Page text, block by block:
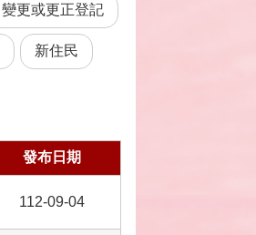
變更或更正登記
新住民
發布日期
112-09-04